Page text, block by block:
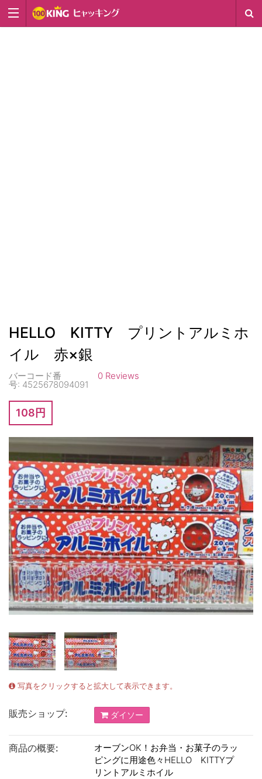
HELLO KITTY プリントアルミホ
イル 赤×銀
バーコード番
号: 4525678094091
0 Reviews
108円
写真をクリックすると拡大して表示できます。
販売ショップ: ダイソー
商品の概要:
オーブンOK！お弁当・お菓子のラッ
ピングに用途色々HELLO KITTYプ
リントアルミホイル